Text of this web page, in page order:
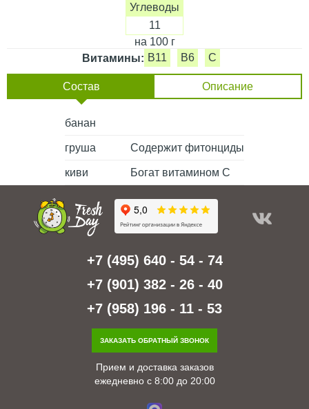
Углеводы
11
на 100 г
Витамины: B11 B6 C
Состав Описание
банан
груша Содержит фитонциды
киви Богат витамином С
+7 (495) 640 - 54 - 74
+7 (901) 382 - 26 - 40
+7 (958) 196 - 11 - 53
ЗАКАЗАТЬ ОБРАТНЫЙ ЗВОНОК
Прием и доставка заказов
ежедневно с 8:00 до 20:00